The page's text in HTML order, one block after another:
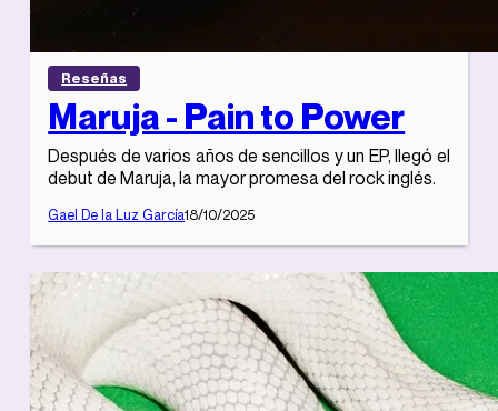
Reseñas
Maruja - Pain to Power
Después de varios años de sencillos y un EP, llegó el
debut de Maruja, la mayor promesa del rock inglés.
Gael De la Luz García18/10/2025